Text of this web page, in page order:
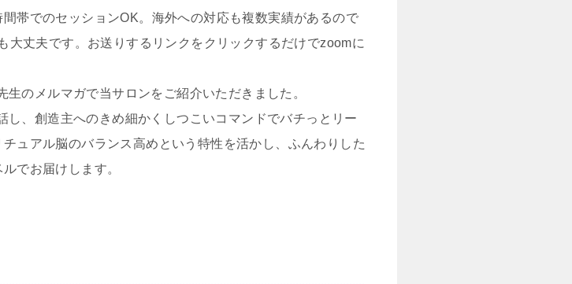
帯でのセッションOK。海外への対応も複数実績があるので
大丈夫です。お送りするリンクをクリックするだけでzoomに
のメルマガで当サロンをご紹介いただきました。
し、創造主へのきめ細かくしつこいコマンドでバチっとリー
ュアル脳のバランス高めという特性を活かし、ふんわりした
でお届けします。